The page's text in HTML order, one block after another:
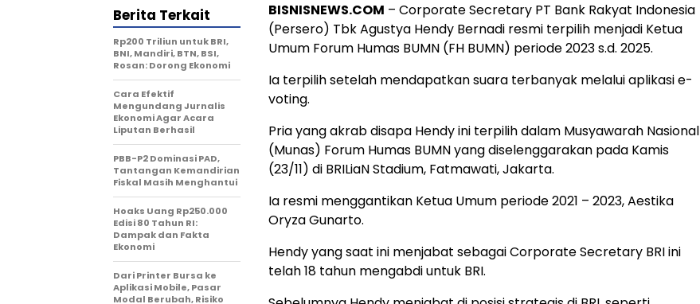
BISNISNEWS.COM – Corporate Secretary PT Bank Rakyat Indonesia
(Persero) Tbk Agustya Hendy Bernadi resmi terpilih menjadi Ketua
Umum Forum Humas BUMN (FH BUMN) periode 2023 s.d. 2025.
Ia terpilih setelah mendapatkan suara terbanyak melalui aplikasi e-
voting.
Pria yang akrab disapa Hendy ini terpilih dalam Musyawarah Nasional
(Munas) Forum Humas BUMN yang diselenggarakan pada Kamis
(23/11) di BRILiaN Stadium, Fatmawati, Jakarta.
Ia resmi menggantikan Ketua Umum periode 2021 – 2023, Aestika
Oryza Gunarto.
Hendy yang saat ini menjabat sebagai Corporate Secretary BRI ini
telah 18 tahun mengabdi untuk BRI.
Berita Terkait
Rp200 Triliun untuk BRI,
BNI, Mandiri, BTN, BSI,
Rosan: Dorong Ekonomi
Cara Efektif
Mengundang Jurnalis
Ekonomi Agar Acara
Liputan Berhasil
PBB-P2 Dominasi PAD,
Tantangan Kemandirian
Fiskal Masih Menghantui
Hoaks Uang Rp250.000
Edisi 80 Tahun RI:
Dampak dan Fakta
Ekonomi
Dari Printer Bursa ke
Aplikasi Mobile, Pasar
Modal Berubah, Risiko